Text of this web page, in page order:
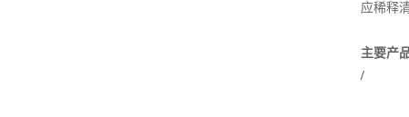
应稀释
主要产
/